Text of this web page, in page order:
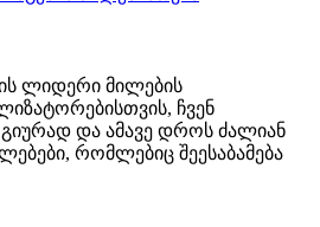
ლიდერი მილების
ჩვენ
და ამავე დროს ძალიან
რომლებიც შეესაბამება